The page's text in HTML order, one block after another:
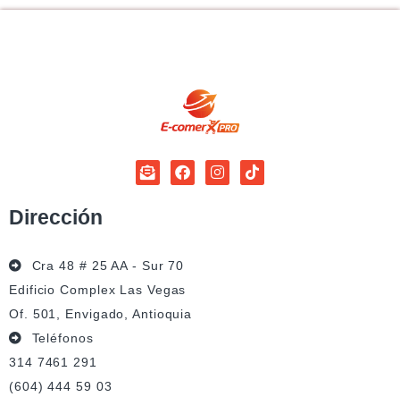
Dirección
Cra 48 # 25 AA - Sur 70
Edificio Complex Las Vegas
Of. 501, Envigado, Antioquia
Teléfonos
314 7461 291
(604) 444 59 03